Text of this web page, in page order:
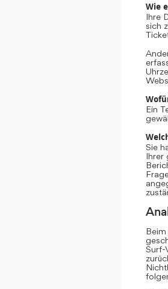
Wie
Ihre
sich
Ein
Sie
Ihrer
Surf-